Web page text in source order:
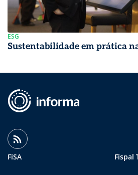
ESG
Sustentabilidade em prática
FiSA Fispal